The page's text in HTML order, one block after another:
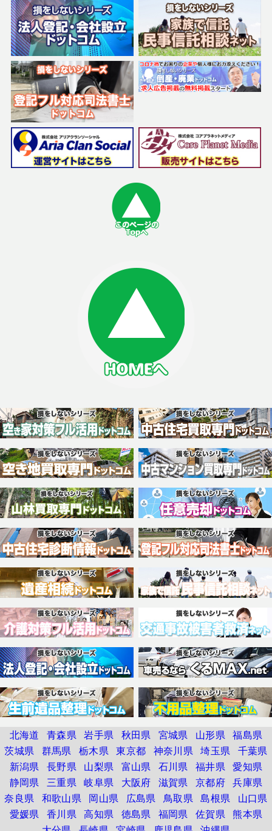
北海道 青森県 岩手県 秋田県 宮城県 山形県 福島県
茨城県 群馬県 栃木県 東京都 神奈川県 埼玉県 千葉県
新潟県 長野県 山梨県 富山県 石川県 福井県 愛知県
静岡県 三重県 岐阜県 大阪府 滋賀県 京都府 兵庫県
奈良県 和歌山県 岡山県 広島県 鳥取県 島根県
山口県
愛媛県 香川県 高知県 徳島県 福岡県 佐賀県 熊本県